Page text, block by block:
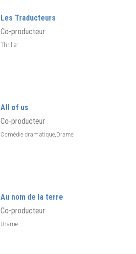
Les Traducteurs
Co-producteur
Thriller
All of us
Co-producteur
Comédie dramatique,Drame
Au nom de la terre
Co-producteur
Drame